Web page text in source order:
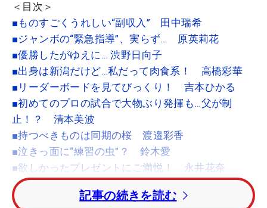
＜目次＞
■ものすごくうれしい“副収入” 田中瑞希
■ジャンボの“緊急指導”、実らず… 原英莉花
■優勝したがゆえに… 渋野日向子
■出身は新潟だけど…私だって肉食系！ 高橋彩華
■リーダーボードを見てびっくり！ 吉本ひかる
■初めてのプロの試合で大物ぶり発揮も…父が制
止！？ 清本美波
■持つべきものは同期の桜 渡邉彩香
■泣きっ面に“練習の虫”？ 鈴木愛
■欲しかったプレゼントにご満悦！ 永井花奈
■自分で買ったのは話題のあのアイアン！ 穴井詩
■“おーい、前田”！ 前田陽子
記事の続きを読む